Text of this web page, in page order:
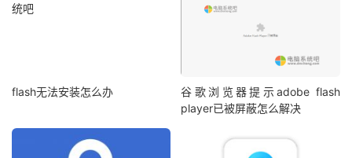
flash无法安装怎么办
谷歌浏览器提示adobe flash
player已被屏蔽怎么解决